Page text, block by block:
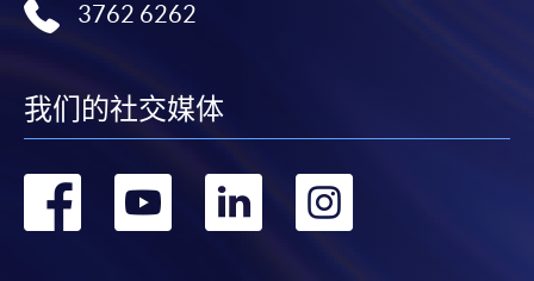
3762 6262
我们的社交媒体
转
转
转